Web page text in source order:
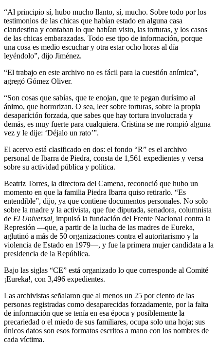
“Al principio sí, hubo mucho llanto, sí, mucho. Sobre todo por los
testimonios de las chicas que habían estado en alguna casa
clandestina y contaban lo que habían visto, las torturas, y los casos
de las chicas embarazadas. Todo ese tipo de información, porque
una cosa es medio escuchar y otra estar ocho horas al día
leyéndolo”, dijo Jiménez.
“El trabajo en este archivo no es fácil para la cuestión anímica”,
agregó Gómez Oliver.
“Son cosas que sabías, que te enojan, que te pegan durísimo al
ánimo, que horrorizan. O sea, leer sobre torturas, sobre la propia
desaparición forzada, que sabes que hay tortura involucrada y
demás, es muy fuerte para cualquiera. Cristina se me rompió alguna
vez y le dije: ‘Déjalo un rato’”.
El acervo está clasificado en dos: el fondo “R” es el archivo
personal de Ibarra de Piedra, consta de 1,561 expedientes y versa
sobre su actividad pública y política.
Beatriz Torres, la directora del Camena, reconoció que hubo un
momento en que la familia Piedra Ibarra quiso retirarlo. “Es
entendible”, dijo, ya que contiene documentos personales. No solo
sobre la madre y la activista, que fue diputada, senadora, columnista
de El Universal, impulsó la fundación del Frente Nacional contra la
Represión —que, a partir de la lucha de las madres de Eureka,
aglutinó a más de 50 organizaciones contra el autoritarismo y la
violencia de Estado en 1979—, y fue la primera mujer candidata a la
presidencia de la República.
Bajo las siglas “CE” está organizado lo que corresponde al Comité
¡Eureka!, con 3,496 expedientes.
Las archivistas señalaron que al menos un 25 por ciento de las
personas registradas como desaparecidas forzadamente, por la falta
de información que se tenía en esa época y posiblemente la
precariedad o el miedo de sus familiares, ocupa solo una hoja; sus
únicos datos son esos formatos escritos a mano con los nombres de
cada víctima.